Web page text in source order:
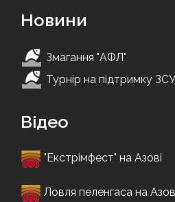
Новини
Змагання "АФЛ"
Турнір на підтримку
Відео
"Екстрімфест" на Азові
Ловля пеленгаса на